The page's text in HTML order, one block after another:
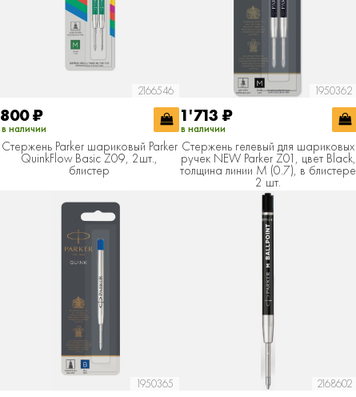
2166546
800₽
в наличии
Стержень Parker шариковый Parker
QuinkFlow Basic Z09, 2шт.,
блистер
1950362
1'713 ₽
в наличии
Стержень гелевый для шариковых
ручек NEW Parker Z01, цвет Black,
толщина линии M (0.7), в блистере
2 шт.
1950365 2168602